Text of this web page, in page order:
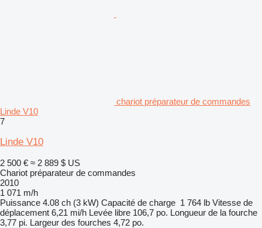
chariot préparateur de commandes
Linde V10
7
Linde V10
2 500 € ≈ 2 889 $ US
Chariot préparateur de commandes
2010
1 071 m/h
Puissance 4.08 ch (3 kW) Capacité de charge 1 764 lb Vitesse de
déplacement 6,21 mi/h Levée libre 106,7 po. Longueur de la fourche
3,77 pi. Largeur des fourches 4,72 po.